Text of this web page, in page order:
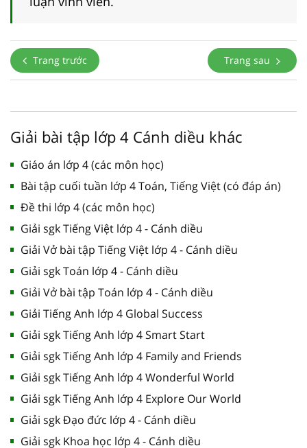
Trang trước Trang sau
Giải bài tập lớp 4 Cánh diều khác
Giáo án lớp 4 (các môn học)
Bài tập cuối tuần lớp 4 Toán, Tiếng Việt (có đáp án)
Đề thi lớp 4 (các môn học)
Giải sgk Tiếng Việt lớp 4 - Cánh diều
Giải Vở bài tập Tiếng Việt lớp 4 - Cánh diều
Giải sgk Toán lớp 4 - Cánh diều
Giải Vở bài tập Toán lớp 4 - Cánh diều
Giải Tiếng Anh lớp 4 Global Success
Giải sgk Tiếng Anh lớp 4 Smart Start
Giải sgk Tiếng Anh lớp 4 Family and Friends
Giải sgk Tiếng Anh lớp 4 Wonderful World
Giải sgk Tiếng Anh lớp 4 Explore Our World
Giải sgk Đạo đức lớp 4 - Cánh diều
Giải sgk Khoa học lớp 4 - Cánh diều